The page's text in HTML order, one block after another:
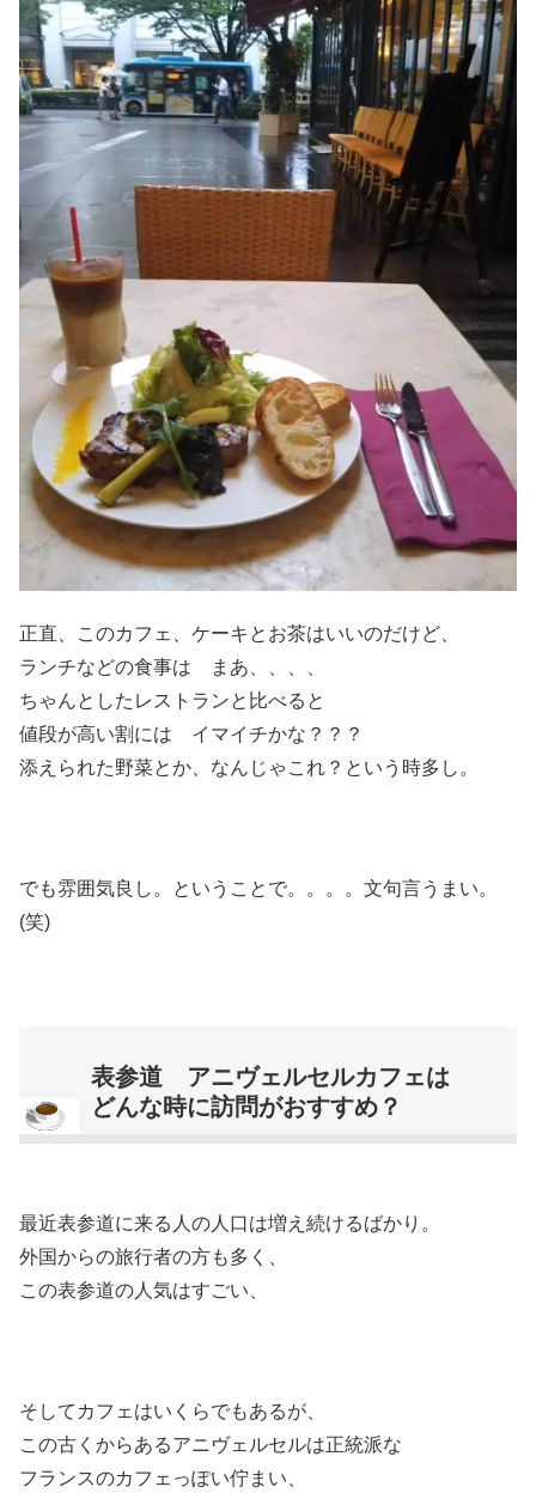
正直、このカフェ、ケーキとお茶はいいのだけど、
ランチなどの食事は まあ、、、、
ちゃんとしたレストランと比べると
値段が高い割には イマイチかな？？？
添えられた野菜とか、なんじゃこれ？という時多し。
でも雰囲気良し。ということで。。。。文句言うまい。
(笑)
表参道 アニヴェルセルカフェは
どんな時に訪問がおすすめ？
最近表参道に来る人の人口は増え続けるばかり。
外国からの旅行者の方も多く、
この表参道の人気はすごい、
そしてカフェはいくらでもあるが、
この古くからあるアニヴェルセルは正統派な
フランスのカフェっぽい佇まい、